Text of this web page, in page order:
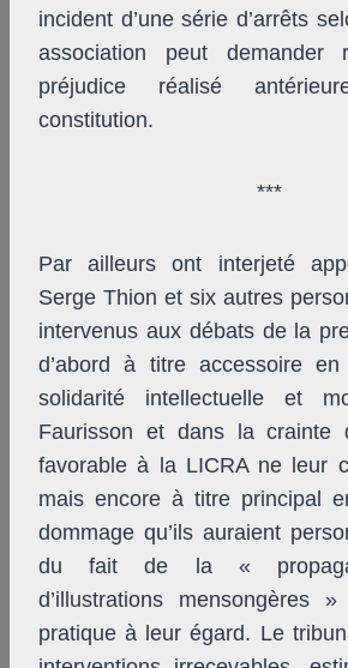
incident d’une série d’arrêts
association peut demander
préjudice réalisé
constitution.
***
Par ailleurs ont interjeté
Serge Thion et six autres
intervenus aux débats de la
d’abord à titre accessoire
solidarité intellectuelle et
Faurisson et dans la crainte
favorable à la LICRA ne leur
mais encore à titre principal
dommage qu’ils auraient
du fait de la «
d’illustrations mensongères
pratique à leur égard. Le